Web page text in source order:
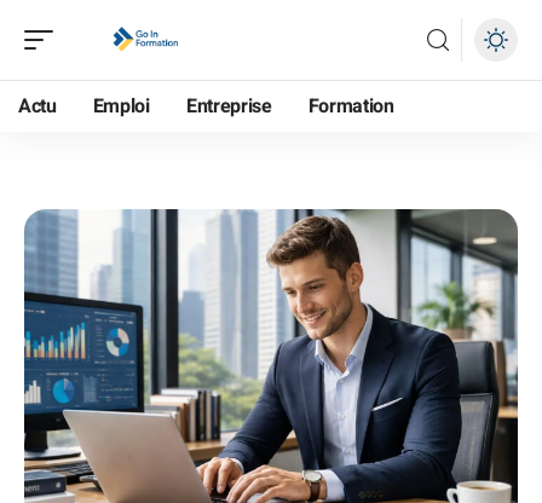
Actu Emploi Entreprise Formation